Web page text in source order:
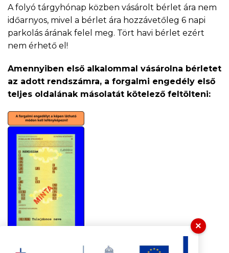
A folyó tárgyhónap közben vásárolt bérlet ára nem
időarnyos, mivel a bérlet ára hozzávetőleg 6 napi
parkolás árának felel meg. Tört havi bérlet ezért
nem érhető el!
Amennyiben első alkalommal vásárolna bérletet
az adott rendszámra, a forgalmi engedély első
teljes oldalának másolatát kötelező feltölteni:
×